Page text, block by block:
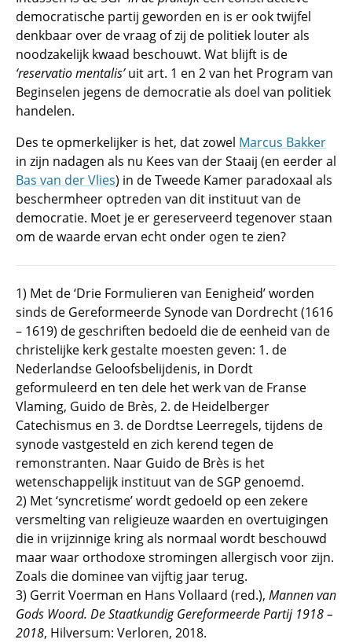
democratische partij geworden en is er ook twijfel
denkbaar over de vraag of zij de politiek louter als
noodzakelijk kwaad beschouwt. Wat blijft is de
‘reservatio mentalis’uit art. 1 en 2 van het Program van
Beginselen jegens de democratie als doel van politiek
handelen.
Des te opmerkelijker is het, dat zowel Marcus Bakker
in zijn nadagen als nu Kees van der Staaij (en eerder al
Bas van der Vlies) in de Tweede Kamer paradoxaal als
beschermheer optreden van dit instituut van de
democratie. Moet je er gereserveerd tegenover staan
om de waarde ervan echt onder ogen te zien?
1) Met de ‘Drie Formulieren van Eenigheid’ worden
sinds de Gereformeerde Synode van Dordrecht (1616
– 1619) de geschriften bedoeld die de eenheid van de
christelijke kerk gestalte moesten geven: 1. de
Nederlandse Geloofsbelijdenis, in Dordt
geformuleerd en ten dele het werk van de Franse
Vlaming, Guido de Brès, 2. de Heidelberger
Catechismus en 3. de Dordtse Leerregels, tijdens de
synode vastgesteld en zich kerend tegen de
remonstranten. Naar Guido de Brès is het
wetenschappelijk instituut van de SGP genoemd.
2) Met ‘syncretisme’ wordt gedoeld op een zekere
versmelting van religieuze waarden en overtuigingen
die in vrijzinnige kring als normaal wordt beschouwd
maar waar orthodoxe stromingen allergisch voor zijn.
Zoals die dominee van vijftig jaar terug.
3) Gerrit Voerman en Hans Vollaard (red.), Mannen van
Gods Woord. De Staatkundig Gereformeerde Partij 1918–
2018, Hilversum: Verloren, 2018.